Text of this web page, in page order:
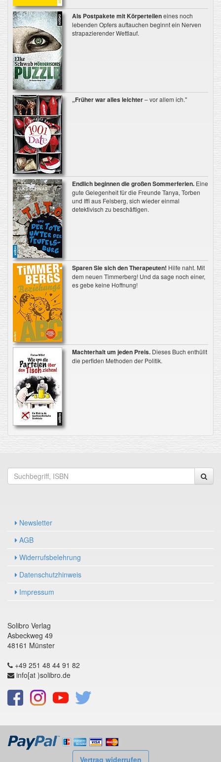
Als Postpakete mit Körperteileneines noch
lebenden Opfers auftauchen beginnt ein Nerven
strapazierender Wettlauf.
„Früher war alles leichter– vor allem ich."
Endlich beginnen die großen Sommerferien.Eine
gute Gelegenheit für die Freunde Tanya, Torben
und Iffi aus Felsberg, sich wieder einmal
detektivisch zu beschäftigen.
Sparen Sie sich den Therapeuten! Hilfe naht. Mit
dem neuen Timmerberg! Und da sage noch einer,
es gebe keine Hoffnung!
Machterhalt um jeden Preis.Dieses Buch enthüllt
die perfiden Methoden der Politik.
Newsletter
AGB
Widerrufsbelehrung
Datenschutzhinweis
Impressum
Solibro Verlag
Asbeckweg 49
48161 Münster
+49 251 48 44 91 82
info[at )solibro.de
Vertrag widerrufen